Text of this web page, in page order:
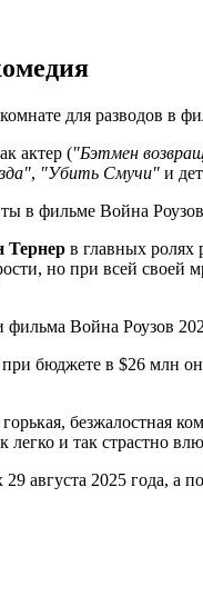
актер ("Бэтмен
, "Убить Смучи" и
Тернер в главных ролях
но при всей
бюджете в $26 млн
безжалостная
и так страстно
августа 2025 года,